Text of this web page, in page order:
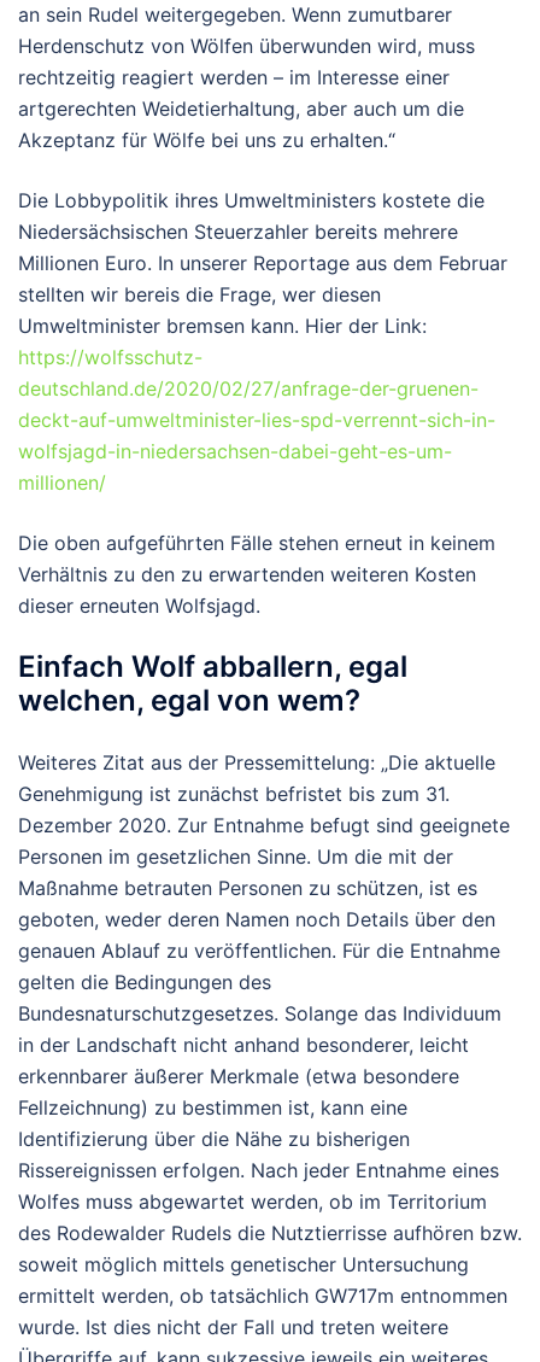
an sein Rudel weitergegeben. Wenn zumutbarer
Herdenschutz von Wölfen überwunden wird, muss
rechtzeitig reagiert werden – im Interesse einer
artgerechten Weidetierhaltung, aber auch um die
Akzeptanz für Wölfe bei uns zu erhalten.“
Die Lobbypolitik ihres Umweltministers kostete die
Niedersächsischen Steuerzahler bereits mehrere
Millionen Euro. In unserer Reportage aus dem Februar
stellten wir bereis die Frage, wer diesen
Umweltminister bremsen kann. Hier der Link:
https://wolfsschutz-
deutschland.de/2020/02/27/anfrage-der-gruenen-
deckt-auf-umweltminister-lies-spd-verrennt-sich-in-
wolfsjagd-in-niedersachsen-dabei-geht-es-um-
millionen/
Die oben aufgeführten Fälle stehen erneut in keinem
Verhältnis zu den zu erwartenden weiteren Kosten
dieser erneuten Wolfsjagd.
Einfach Wolf abballern, egal
welchen, egal von wem?
Weiteres Zitat aus der Pressemittelung: „Die aktuelle
Genehmigung ist zunächst befristet bis zum 31.
Dezember 2020. Zur Entnahme befugt sind geeignete
Personen im gesetzlichen Sinne. Um die mit der
Maßnahme betrauten Personen zu schützen, ist es
geboten, weder deren Namen noch Details über den
genauen Ablauf zu veröffentlichen. Für die Entnahme
gelten die Bedingungen des
Bundesnaturschutzgesetzes. Solange das Individuum
in der Landschaft nicht anhand besonderer, leicht
erkennbarer äußerer Merkmale (etwa besondere
Fellzeichnung) zu bestimmen ist, kann eine
Identifizierung über die Nähe zu bisherigen
Rissereignissen erfolgen. Nach jeder Entnahme eines
Wolfes muss abgewartet werden, ob im Territorium
des Rodewalder Rudels die Nutztierrisse aufhören bzw.
soweit möglich mittels genetischer Untersuchung
ermittelt werden, ob tatsächlich GW717m entnommen
wurde. Ist dies nicht der Fall und treten weitere